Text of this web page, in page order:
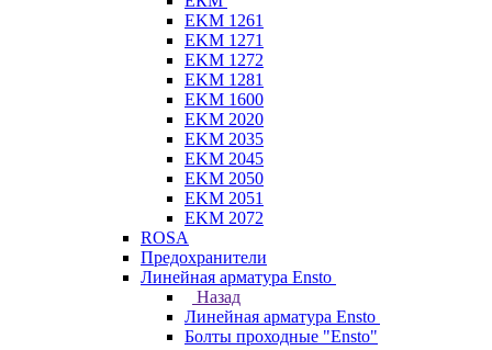
EKM 1261
EKM 1271
EKM 1272
EKM 1281
EKM 1600
EKM 2020
EKM 2035
EKM 2045
EKM 2050
EKM 2051
EKM 2072
ROSA
Предохранители
Линейная арматура Ensto
Назад
Линейная арматура Ensto
Болты проходные "Ensto"